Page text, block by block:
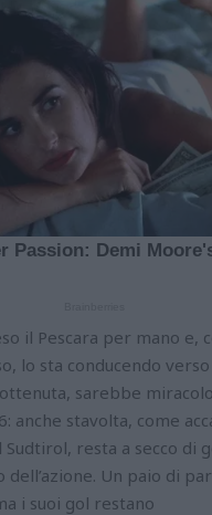
il Pescara per mano e,
lo sta conducendo verso
sarebbe
anche stavolta, come
resta a secco di
Un paio di
i suoi gol restano